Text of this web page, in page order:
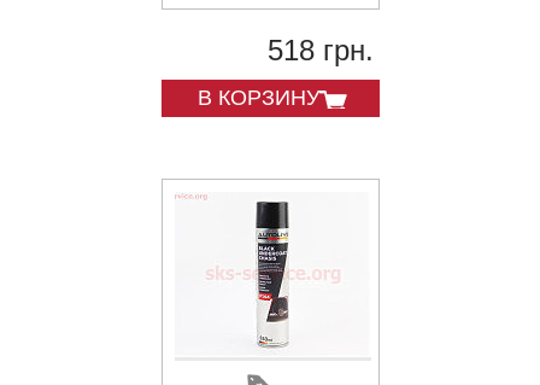
518 грн.
В КОРЗИНУ